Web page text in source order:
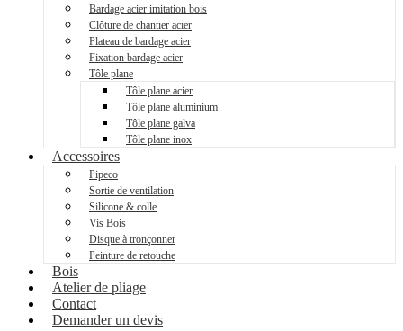
Bardage acier imitation bois
Clôture de chantier acier
Plateau de bardage acier
Fixation bardage acier
Tôle plane
Tôle plane acier
Tôle plane aluminium
Tôle plane galva
Tôle plane inox
Accessoires
Pipeco
Sortie de ventilation
Silicone & colle
Vis Bois
Disque à tronçonner
Peinture de retouche
Bois
Atelier de pliage
Contact
Demander un devis